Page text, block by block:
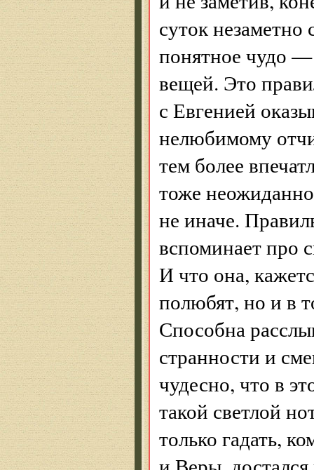
суток
понятное чудо
вещей. Это
с Евгенией
нелюбимому
тем более
тоже
не иначе.
вспоминает про
И что она,
полюбят, но и в
Способна
странности и
чудесно, что в
такой светлой
только гадать,